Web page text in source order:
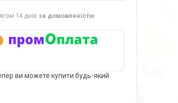
14 днів за домовленістю
ви можете купити будь-який